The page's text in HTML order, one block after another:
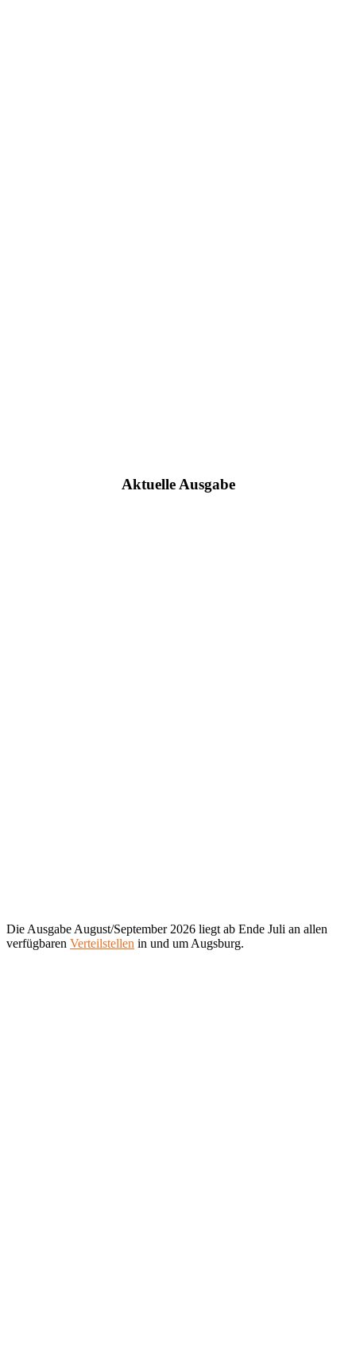
Aktuelle Ausgabe
Die Ausgabe August/September 2026 liegt ab Ende Juli an allen
verfügbaren Verteilstellen in und um Augsburg.